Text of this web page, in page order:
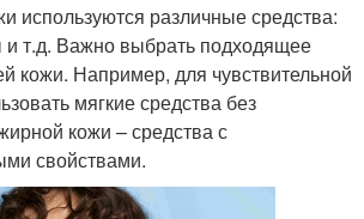
используются различные средства:
т.д. Важно выбрать подходящее
кожи. Например, для чувствительной
мягкие средства без
кожи – средства с
свойствами.